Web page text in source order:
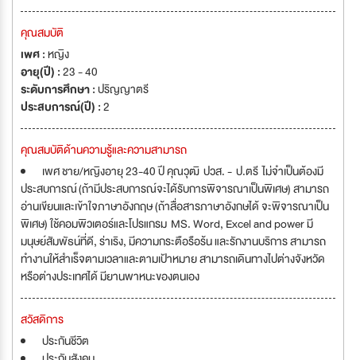
คุณสมบัติ
เพศ :หญิง
อายุ(ปี) :23 - 40
ระดับการศึกษา :ปริญญาตรี
ประสบการณ์(ปี) :2
คุณสมบัติด้านความรู้และความสามารถ
เพศ ชาย/หญิงอายุ 23-40 ปี คุณวุฒิ ปวส. - ป.ตรี ไม่จำเป็นต้องมี
ประสบการณ์ (ถ้ามีประสบการณ์จะได้รับการพิจารณาเป็นพิเศษ) สามารถ
อ่านเขียนและเข้าใจภาษาอังกฤษ (ถ้าสื่อสารภาษาอังกษได้ จะพิจารณาเป็น
พิเศษ) ใช้คอมพิวเตอร์และโปรแกรม MS. Word, Excel and power มี
มนุษย์สัมพัธน์ที่ดี, ร่าเริง, มีความกระตือรือร้น และรักงานบริการ สามารถ
ทำงานให้สำเร็จตามเวลาและตามเป้าหมาย สามารถเดินทางไปต่างจังหวัด
หรือต่างประเทศได้ มียานพาหนะของตนเอง
สวัสดิการ
ประกันชีวิต